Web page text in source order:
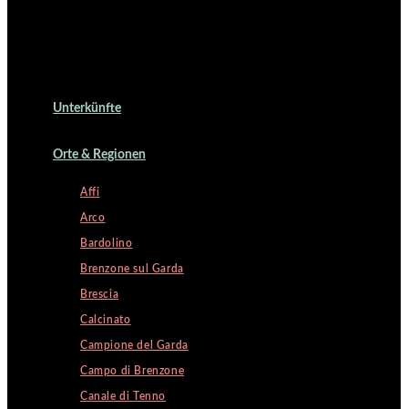
Unterkünfte
Orte & Regionen
Affi
Arco
Bardolino
Brenzone sul Garda
Brescia
Calcinato
Campione del Garda
Campo di Brenzone
Canale di Tenno